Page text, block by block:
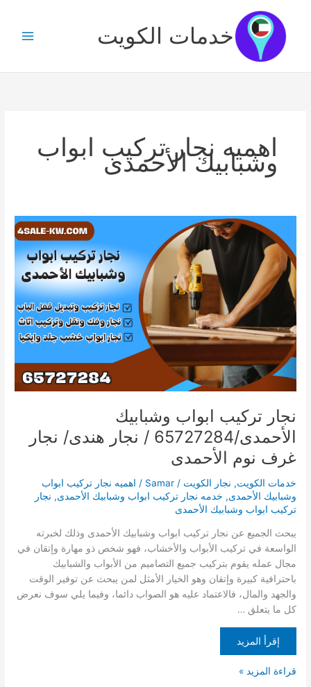
المحتوى
خدمات الكويت
اهميه نجار تركيب ابواب
وشبابيك الأحمدى
نجار تركيب ابواب وشبابيك
الأحمدى/65727284 / نجار هندى/ نجار
غرف نوم الأحمدى
خدمات الكويت, نجار الكويت /
Samar
/ اهميه نجار تركيب ابواب
وشبابيك الأحمدى, خدمه نجار تركيب ابواب وشبابيك الأحمدى, نجار
تركيب ابواب وشبابيك الأحمدى
يبحث الجميع عن نجار تركيب ابواب وشبابيك الأحمدى وذلك لخبرته
الواسعة في تركيب الأبواب والأخشاب، فهو شخص ذو مهارة وإتقان في
مجال عمله يقوم بتركيب جميع التصاميم من الأبواب والشبابيك
باحترافية كبيرة وإتقان وهو الخيار الأمثل لمن يبحث عن توفير الوقت
والجهد والمال، فالاعتماد عليه هو الصواب دائما، وفيما يلي سوف نعرض
كل ما يتعلق …
إقرأ المزيد
تركيب
ابواب
وشبابيك
الأحمدى/65727284
/
نجار
هندى/
نجار
غرف
نوم
الأحمدى
قراءة المزيد »